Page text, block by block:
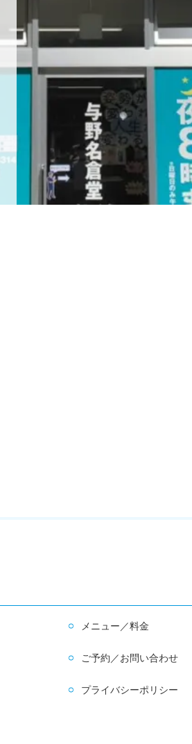
メニュー／料金
ご予約／お問い合わせ
プライバシーポリシー